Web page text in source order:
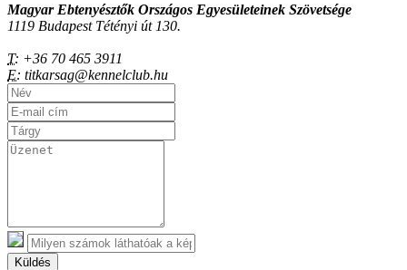
Magyar Ebtenyésztők Országos Egyesületeinek Szövetsége
1119 Budapest Tétényi út 130.
T: +36 70 465 3911
E: titkarsag@kennelclub.hu
Küldés